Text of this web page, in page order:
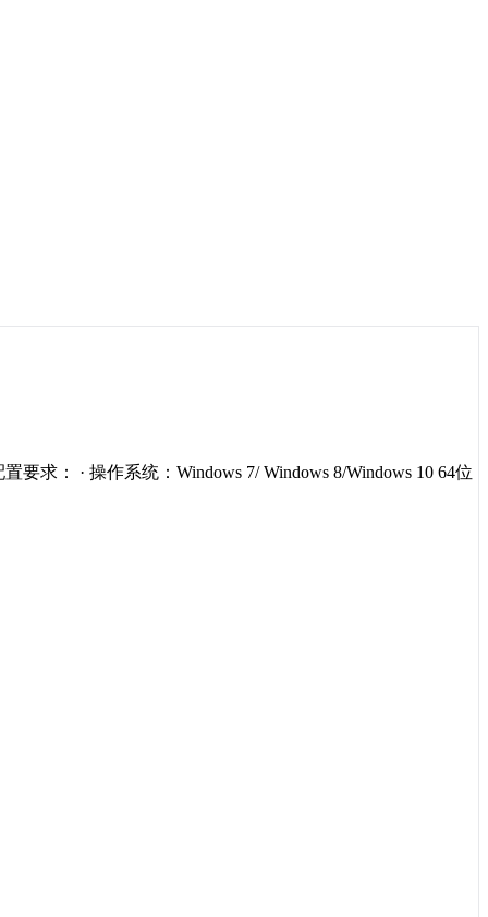
求： · 操作系统：Windows 7/ Windows 8/Windows 10 64位